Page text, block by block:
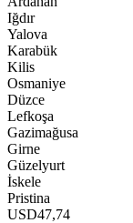
Iğdır
Yalova
Karabük
Kilis
Osmaniye
Düzce
Lefkoşa
Gazimağusa
Girne
Güzelyurt
İskele
Pristina
USD47,74